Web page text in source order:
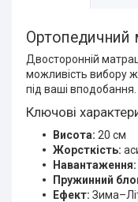
Ортопедичний
Двосторонній
можливість вибору
під ваші
Ключові
Висота: 20 см
Жорсткість:
Навантаження:
Пружинний
Ефект: